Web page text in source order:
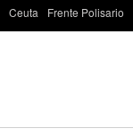
Ceuta Frente Polisario